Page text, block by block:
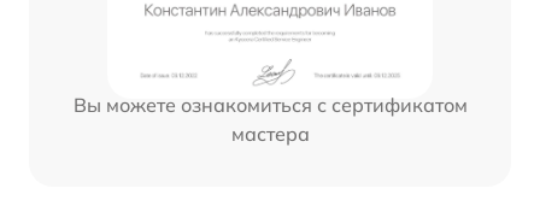
Вы можете ознакомиться с сертификатом
мастера